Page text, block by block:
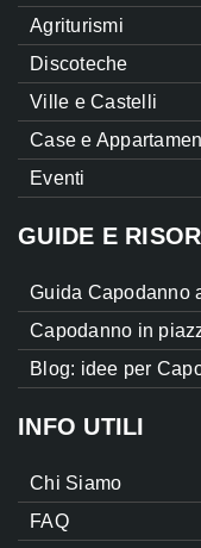
Agriturismi
Discoteche
Ville e Castelli
Case e
Eventi
GUIDE E
Guida Capodanno
Capodanno in
Blog: idee per
INFO UTILI
Chi Siamo
FAQ